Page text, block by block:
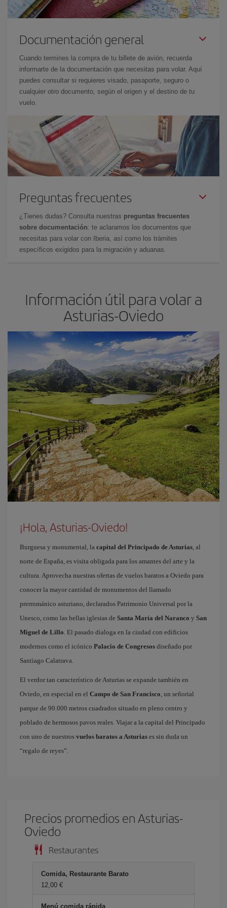
Documentación general
Cuando termines la compra de tu billete de avión, recuerda
informarte de la documentación que necesitas para volar. Aquí
puedes consultar si requieres visado, pasaporte, seguro o
cualquier otro documento, según el origen y el destino de tu
vuelo.
Preguntas frecuentes
¿Tienes dudas? Consulta nuestras preguntas frecuentes
sobre documentación: te aclaramos los documentos que
necesitas para volar con Iberia, así como los trámites
específicos exigidos para la migración y aduanas.
Información útil para volar a
Asturias-Oviedo
¡Hola, Asturias-Oviedo!
Burguesa y monumental, la capital del Principado de Asturias, al
norte de España, es visita obligada para los amantes del arte y la
cultura. Aprovecha nuestras ofertas de vuelos baratos a Oviedo para
conocer la mayor cantidad de monumentos del llamado
prerrománico asturiano, declarados Patrimonio Universal por la
Unesco, como las bellas iglesias de Santa María del Naranco y San
Miguel de Lillo. El pasado dialoga en la ciudad con edificios
modernos como el icónico Palacio de Congresos diseñado por
Santiago Calatrava.
El verdor tan característico de Asturias se expande también en
Oviedo, en especial en el Campo de San Francisco, un señorial
parque de 90.000 metros cuadrados situado en pleno centro y
poblado de hermosos pavos reales. Viajar a la capital del Principado
con uno de nuestros vuelos baratos a Asturias es sin duda un
“regalo de reyes”.
Precios promedios en Asturias-
Oviedo
Restaurantes
Comida, Restaurante Barato
12,00 €
Menú comida rápida